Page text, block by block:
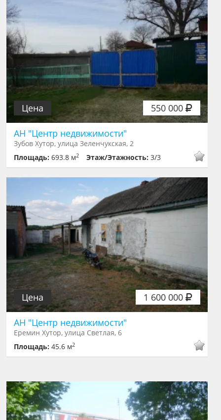
550 000
Цена
АН "Центр недвижимости"
Зубов Хутор, улица Зеленчукская, 2
Площадь:693.8 м2 Этаж/Этажность:3/3
1 600 000
Цена
АН "Центр недвижимости"
Еремин Хутор, улица Светлая, 6
Площадь:45.6 м2